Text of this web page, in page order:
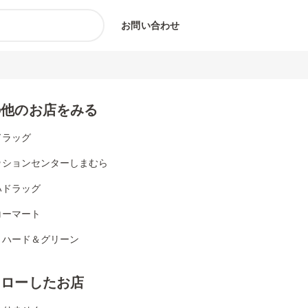
お問い合わせ
のお店をみる
ラッグ
ョンセンターしまむら
ドラッグ
マート
ハード＆グリーン
ーしたお店